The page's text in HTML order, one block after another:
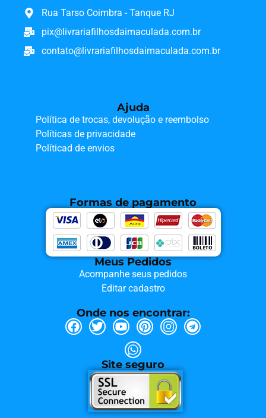
Rua Tarso Coimbra - Tanque RJ
pix@livrariafilhosdaimaculada.com.br
contato@livrariafilhosdaimaculada.com.br
Ajuda
Política de trocas, devolução e reembolso
Políticas de privacidade
Políticad de envios
Formas de pagamento
Meus Pedidos
Acompanhe seus pedidos
Editar cadastro
Onde nos encontrar:
Site seguro